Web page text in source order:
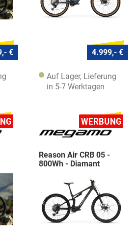
€ 4.999,- €
Auf Lager, Lieferung
in 5-7 Werktagen
Reason Air CRB 05 -
800Wh - Diamant